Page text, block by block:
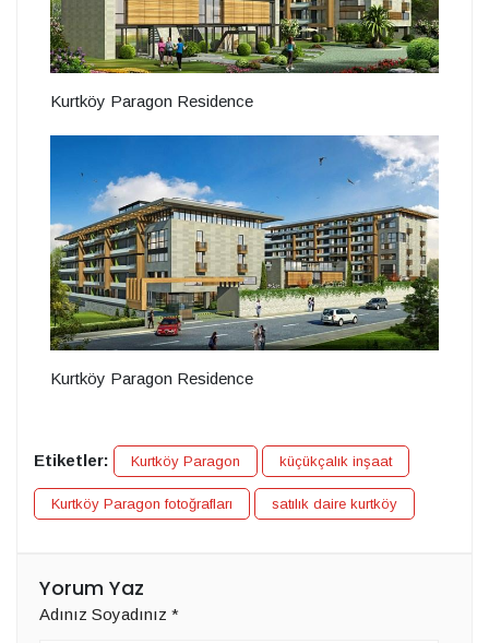
Kurtköy Paragon Residence
Kurtköy Paragon Residence
Etiketler: Kurtköy Paragon küçükçalık inşaat
Kurtköy Paragon fotoğrafları satılık daire kurtköy
Yorum Yaz
Adınız Soyadınız *